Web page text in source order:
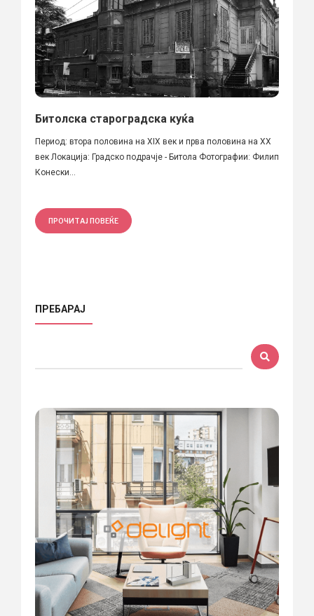
Битолска староградска куќа
Период: втора половина на XIX век и прва половина на XX
век Локација: Градско подрачје - Битола Фотографии: Филип
Конески...
ПРОЧИТАЈ ПОВЕЌЕ
ПРЕБАРАЈ